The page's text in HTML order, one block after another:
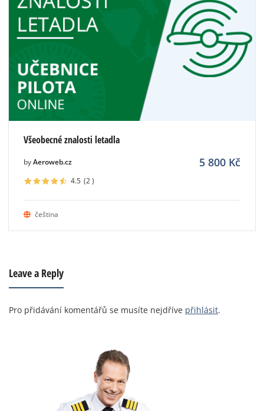
Všeobecné znalosti letadla
byAeroweb.cz 5 800 Kč
4.5 (2)
čeština
Leave a Reply
Pro přidávání komentářů se musíte nejdříve přihlásit.